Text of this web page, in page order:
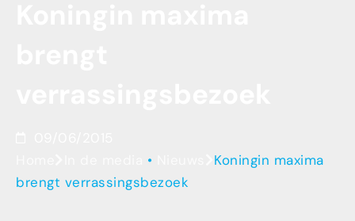
•
Koningin maxima
brengt verrassingsbezoek